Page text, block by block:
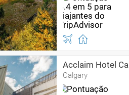
Acclaim Hotel
Calgary